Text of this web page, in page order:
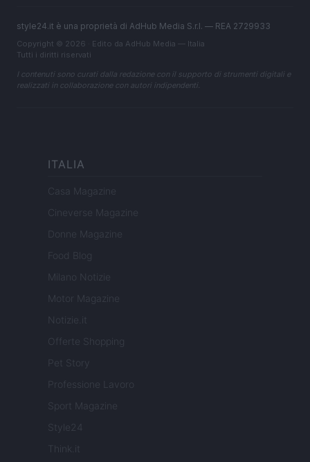
style24.it è una proprietà di AdHub Media S.r.l. — REA 2729933
Copyright © 2026 · Edito da AdHub Media — Italia
Tutti i diritti riservati
I contenuti sono curati dalla redazione con il supporto di strumenti digitali e
realizzati in collaborazione con autori indipendenti.
ITALIA
Casa Magazine
Cineverse Magazine
Donne Magazine
Food Blog
Milano Notizie
Motor Magazine
Notizie.it
Offerte Shopping
Pet Story
Professione Lavoro
Sport Magazine
Style24
Think.it